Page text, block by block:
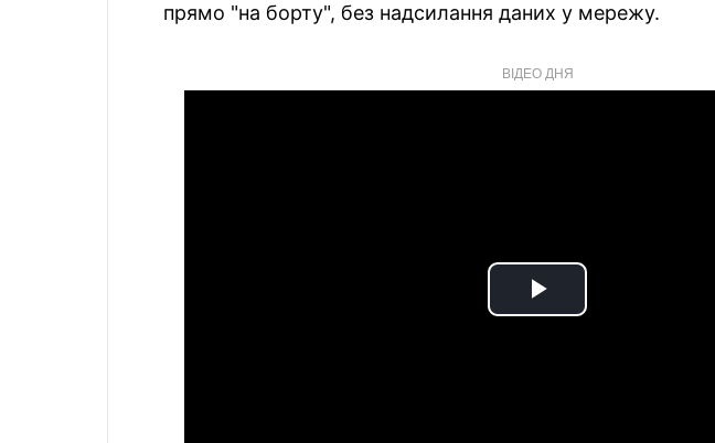
прямо "на борту", без надсилання даних у мережу.
ВІДЕО ДНЯ
Play